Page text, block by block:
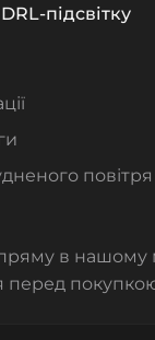
підсвітку
повітря
в нашому
перед